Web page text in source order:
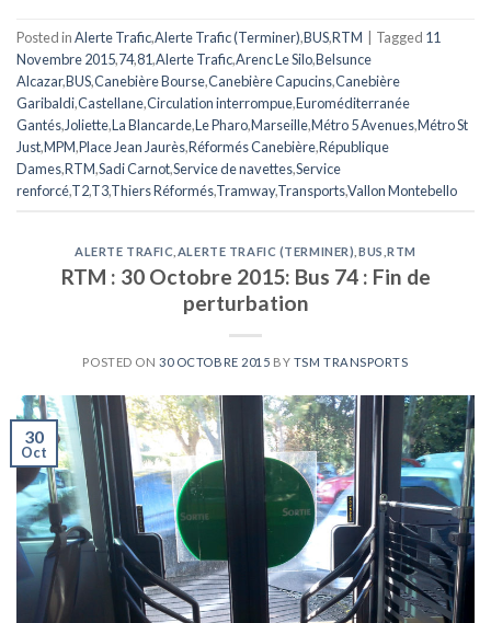
Posted inAlerte Trafic,Alerte Trafic (Terminer),BUS,RTM Tagged 11
Novembre 2015,74,81,Alerte Trafic,Arenc Le Silo,Belsunce
Alcazar,BUS,Canebière Bourse,Canebière Capucins,Canebière
Garibaldi,Castellane,Circulation interrompue,Euroméditerranée
Gantés,Joliette,La Blancarde,Le Pharo,Marseille,Métro 5 Avenues,Métro St
Just,MPM,Place Jean Jaurès,Réformés Canebière,République
Dames,RTM,Sadi Carnot,Service de navettes,Service
renforcé,T2,T3,Thiers Réformés,Tramway,Transports,Vallon Montebello
ALERTE TRAFIC ALERTE TRAFIC (TERMINER) BUS ,RTM
RTM : 30 Octobre 2015: Bus 74 : Fin de
perturbation
POSTED ON30 OCTOBRE 2015 BY TSM TRANSPORTS
30
Oct